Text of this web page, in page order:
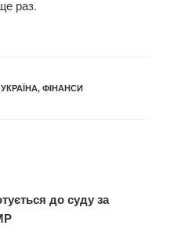
раз.
УКРАЇНА, ФІНАНСИ
до суду за